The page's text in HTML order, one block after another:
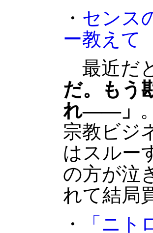
・ センス
ー教えて
最近だ
だ。もう
れ――」
宗教ビジ
はスルー
の方が泣
れて結局
・
「ニ